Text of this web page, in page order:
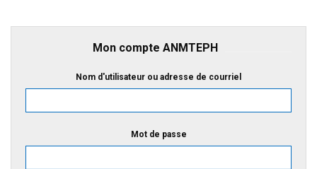
Mon compte ANMTEPH
Nom d'utilisateur ou adresse de courriel
Mot de passe